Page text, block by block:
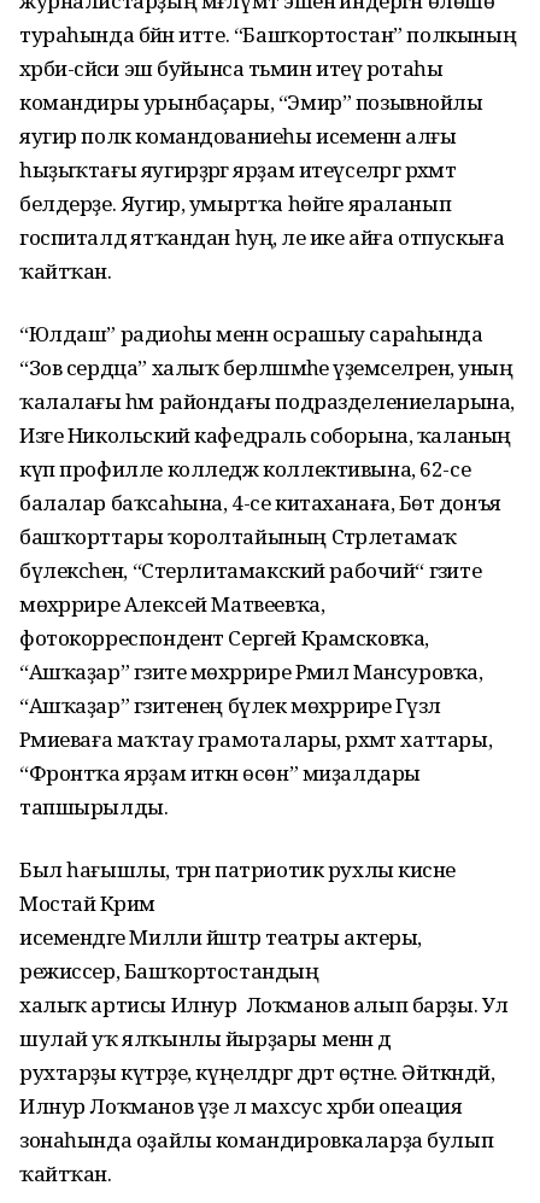
тураһында бәйән итте. “Башҡортостан” полкының
хәрби-сәйәси эш буйынса тәьмин итеү ротаһы
командиры урынбаҫары, “Эмир” позывнойлы
яугир полк командованиеһы исеменән алғы
һыҙыҡтағы яугирҙәргә ярҙам итеүселәргә рәхмәт
белдерҙе. Яугир, умыртҡа һөйәге яраланып
госпиталдә ятҡандан һуң, әле ике айға отпускыға
ҡайтҡан.
“Юлдаш” радиоһы менән осрашыу сараһында
“Зов сердца” халыҡ берләшмәһе әүҙемселәренә, уның
ҡалалағы һәм райондағы подразделениеларына,
Изге Никольский кафедраль соборына, ҡаланың
күп профилле колледж коллективына, 62-се
балалар баҡсаһына, 4-се китаханаға, Бөтә донъя
башҡорттары ҡоролтайының Стәрлетамаҡ
бүлексәһенә, “Стерлитамакский рабочий“ гәзите
мөхәррире Алексей Матвеевҡа,
фотокорреспондент Сергей Крамсковҡа,
“Ашҡаҙар” гәзите мөхәррире Рәмил Мансуровҡа,
“Ашҡаҙар” гәзитенең бүлек мөхәррире Гүзәл
Рәмиеваға маҡтау грамоталары, рәхмәт хаттары,
“Фронтҡа ярҙам иткән өсөн” миҙалдары
тапшырылды.
Был һағышлы, тәрән патриотик рухлы кисәне
Мостай Кәрим
исемендәге Милли йәштәр театры актеры,
режиссер, Башҡортостандың
халыҡ артисы Илнур Лоҡманов алып барҙы. Ул
шулай уҡ ялҡынлы йырҙары менән дә
рухтарҙы күтәрҙе, күңелдәргә дәрт өҫтәне. Әйткәндәй,
Илнур Лоҡманов үҙе лә махсус хәрби опеация
зонаһында оҙайлы командировкаларҙа булып
ҡайтҡан.